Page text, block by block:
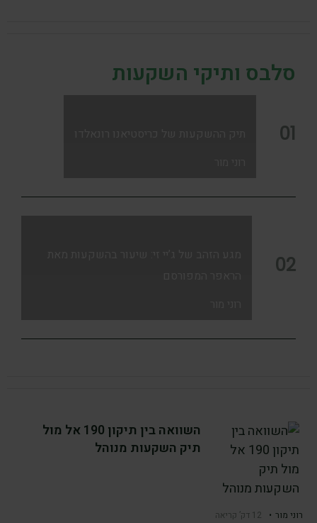
סלבס ותיקי השקעות
01
02
השוואה בין תיקון 190 אל מול
תיק השקעות מנוהל
רוני מור • 12 דק’ קריאה